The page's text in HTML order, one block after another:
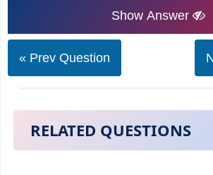
Show Answer
« Prev Question
RELATED QUESTIONS